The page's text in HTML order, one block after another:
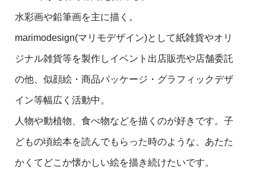
水彩画や鉛筆画を主に描く。
marimodesign(マリモデザイン)として紙雑貨やオリ
ジナル雑貨等を製作しイベント出店販売や店舗委託
の他、似顔絵・商品パッケージ・グラフィックデザ
イン等幅広く活動中。
人物や動植物、食べ物などを描くのが好きです。子
どもの頃絵本を読んでもらった時のような、あたた
かくてどこか懐かしい絵を描き続けたいです。